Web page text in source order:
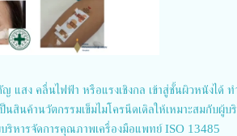
แสง คลื่นไฟฟ้า หรือแรงเชิงกล เข้าสู่ชั้นผิวหนังได้ ท
สินค้านวัตกรรมเข็มไมโครนีดเดิลให้เหมาะสมกับผู้บ
ริหารจัดการคุณภาพเครื่องมือแพทย์ ISO 13485